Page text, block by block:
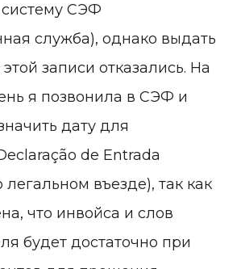
СЭФ
служба), однако выдать
записи отказались. На
я позвонила в СЭФ и
дату для
de Entrada
въезде), так как
что инвойса и слов
будет достаточно при